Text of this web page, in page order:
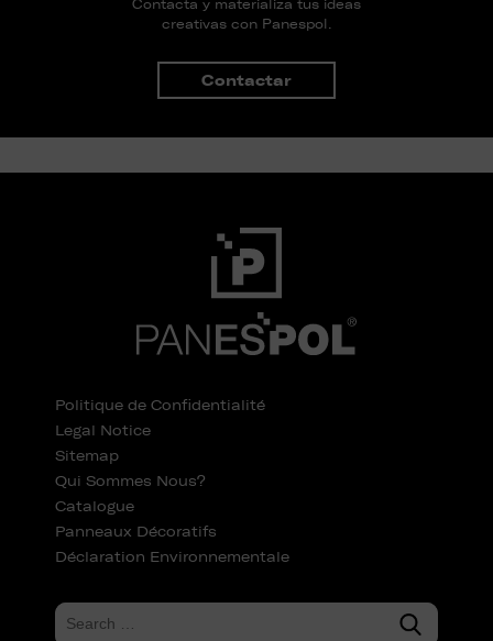
Contacta y materializa tus ideas
creativas con Panespol.
Contactar
Politique de Confidentialité
Legal Notice
Sitemap
Qui Sommes Nous?
Catalogue
Panneaux Décoratifs
Déclaration Environnementale